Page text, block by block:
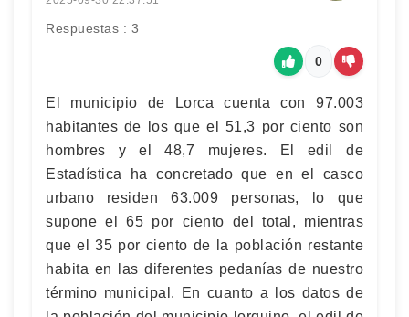
Respuestas : 3
0
El municipio de Lorca cuenta con 97.003
habitantes de los que el 51,3 por ciento son
hombres y el 48,7 mujeres. El edil de
Estadística ha concretado que en el casco
urbano residen 63.009 personas, lo que
supone el 65 por ciento del total, mientras
que el 35 por ciento de la población restante
habita en las diferentes pedanías de nuestro
término municipal. En cuanto a los datos de